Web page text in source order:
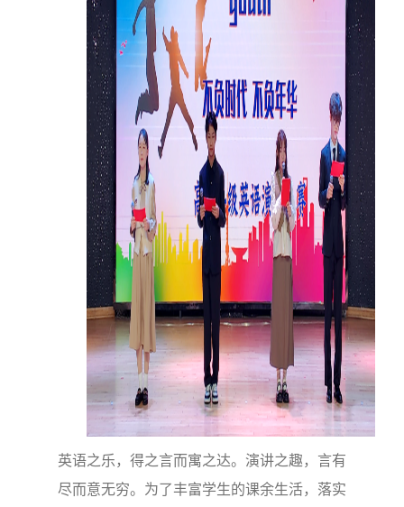
英语之乐，得之言而寓之达。演讲之趣，言有
尽而意无穷。为了丰富学生的课余生活，落实